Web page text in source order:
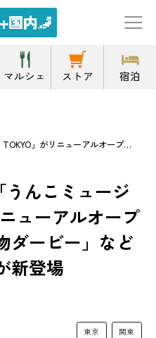
マルシェ ストア 宿泊
5月22日（木）、「うんこミュージアム TOKYO」がリニューアルオープン！ 「うんこ動物ダービー」など楽しいコンテンツが新登場
んこミュージ
ューアルオープ
ービー」など
新登場
東京 関東